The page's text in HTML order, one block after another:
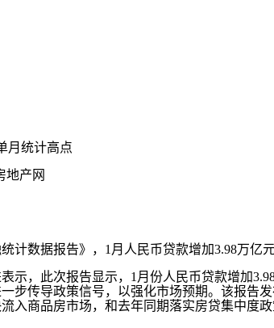
月统计高点
地产网
数据报告》，1月人民币贷款增加3.98万亿
，此次报告显示，1月份人民币贷款增加
步传导政策信号，以强化市场预期。该报
入商品房市场，和去年同期落实房贷集中度